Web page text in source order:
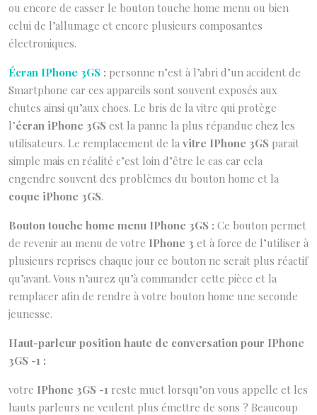
ou encore de casser le bouton touche home menu ou bien
celui de l’allumage et encore plusieurs composantes
électroniques.
Écran IPhone 3GS : personne n’est à l’abri d’un accident de
Smartphone car ces appareils sont souvent exposés aux
chutes ainsi qu’aux chocs. Le bris de la vitre qui protège
l’écran iPhone 3GS est la panne la plus répandue chez les
utilisateurs. Le remplacement de la vitre IPhone 3GS parait
simple mais en réalité c’est loin d’être le cas car cela
engendre souvent des problèmes du bouton home et la
coque iPhone 3GS.
Bouton touche home menu IPhone 3GS : Ce bouton permet
de revenir au menu de votre IPhone 3 et à force de l’utiliser à
plusieurs reprises chaque jour ce bouton ne serait plus réactif
qu’avant. Vous n’aurez qu’à commander cette pièce et la
remplacer afin de rendre à votre bouton home une seconde
jeunesse.
Haut-parleur position haute de conversation pour IPhone
3GS -1 :
votre IPhone 3GS -1 reste muet lorsqu’on vous appelle et les
hauts parleurs ne veulent plus émettre de sons ? Beaucoup